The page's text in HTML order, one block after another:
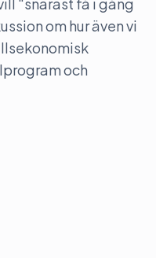
om hur även vi
och